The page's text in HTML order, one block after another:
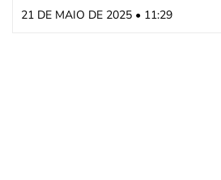
21 DE MAIO DE 2025 • 11:29